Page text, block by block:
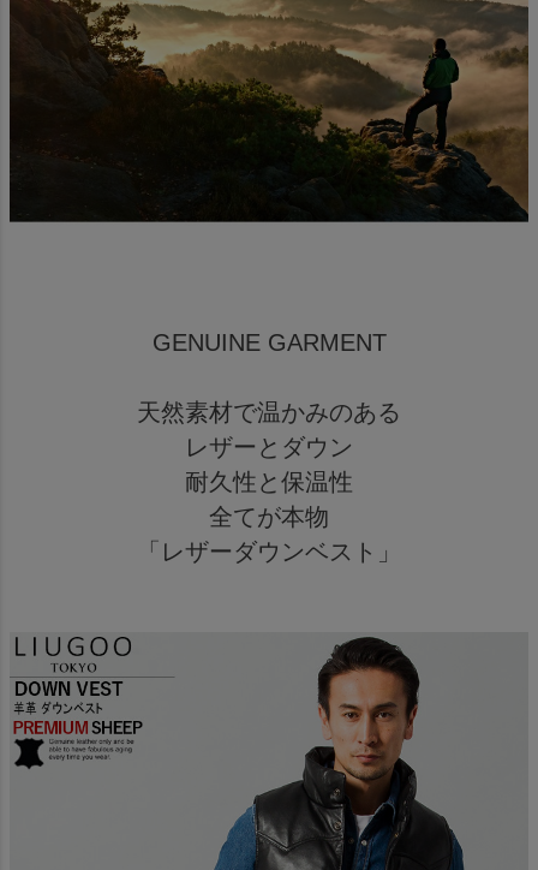
GENUINE GARMENT
天然素材で温かみのある
レザーとダウン
耐久性と保温性
全てが本物
「レザーダウンベスト」